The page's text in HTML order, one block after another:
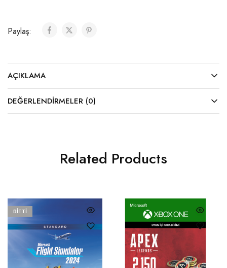
Paylaş:
AÇIKLAMA
DEĞERLENDIRMELER (0)
Related Products
BITTI